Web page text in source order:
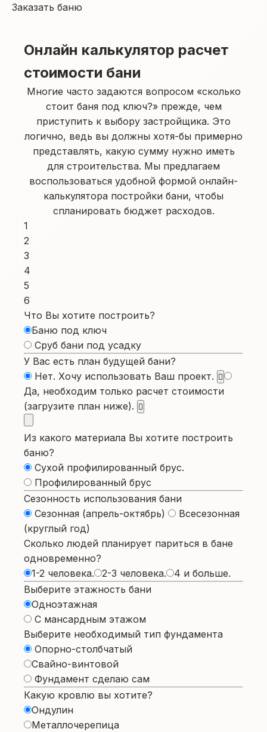
Заказать баню
Онлайн калькулятор расчет
стоимости бани
Многие часто задаются вопросом «сколько
стоит баня под ключ?» прежде, чем
приступить к выбору застройщика. Это
логично, ведь вы должны хотя-бы примерно
представлять, какую сумму нужно иметь
для строительства. Мы предлагаем
воспользоваться удобной формой онлайн-
калькулятора постройки бани, чтобы
спланировать бюджет расходов.
1
2
3
4
5
6
Что Вы хотите построить?
Баню под ключ
Сруб бани под усадку
У Вас есть план будущей бани?
Нет. Хочу использовать Ваш проект.
Да, необходим только расчет стоимости
(загрузите план ниже).
Из какого материала Вы хотите построить
баню?
Сухой профилированный брус.
Профилированный брус
Сезонность использования бани
Сезонная (апрель-октябрь)
Всесезонная
(круглый год)
Сколько людей планирует париться в бане
одновременно?
1-2 человека.
2-3 человека.
4 и больше.
Выберите этажность бани
Одноэтажная
С мансардным этажом
Выберите необходимый тип фундамента
Опорно-столбчатый
Свайно-винтовой
Фундамент сделаю сам
Какую кровлю вы хотите?
Ондулин
Металлочерепица